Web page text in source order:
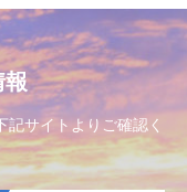
報
サイトよりご確認く